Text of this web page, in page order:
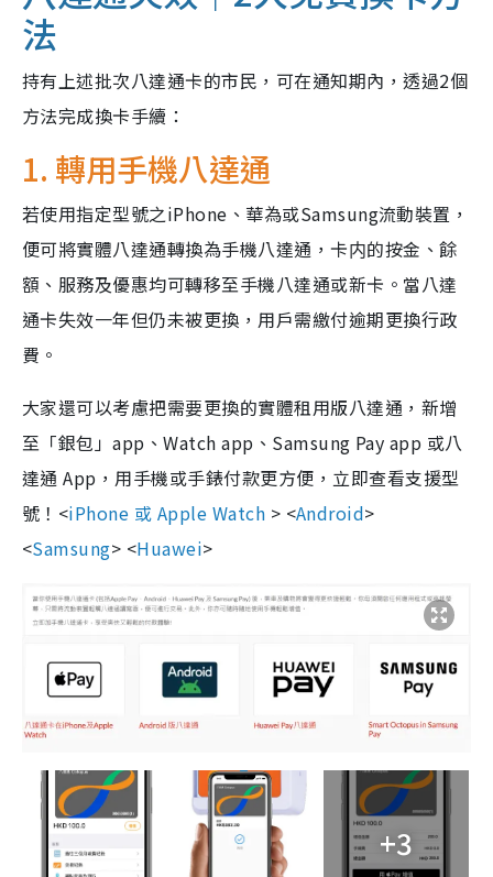
法
持有上述批次八達通卡的市民，可在通知期內，透過2個
方法完成換卡手續：
1. 轉用手機八達通
若使用指定型號之iPhone、華為或Samsung流動裝置，
便可將實體八達通轉換為手機八達通，卡内的按金、餘
額、服務及優惠均可轉移至手機八達通或新卡。當八達
通卡失效一年但仍未被更換，用戶需繳付逾期更換行政
費。
大家還可以考慮把需要更換的實體租用版八達通，新增
至「銀包」app 、Watch app 、 Samsung Pay app 或八
達通 App ，用手機或手錶付款更方便，立即查看支援型
號！ <iPhone 或 Apple Watch > <Android>
<Samsung> <Huawei>
+3